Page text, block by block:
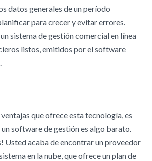
datos generales de un período
para crecer y evitar errores.
sistema de gestión comercial en línea
listos, emitidos por el software
que ofrece esta tecnología, es
software de gestión es algo barato.
Usted acaba de encontrar un proveedor
en la nube, que ofrece un plan de